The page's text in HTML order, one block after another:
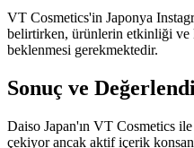
VT Cosmetics'in Japonya
belirtirken, ürünlerin etkinliği ve
beklenmesi gerekmektedir.
Sonuç ve
Daiso Japan'ın VT Cosmetics
çekiyor ancak aktif içerik